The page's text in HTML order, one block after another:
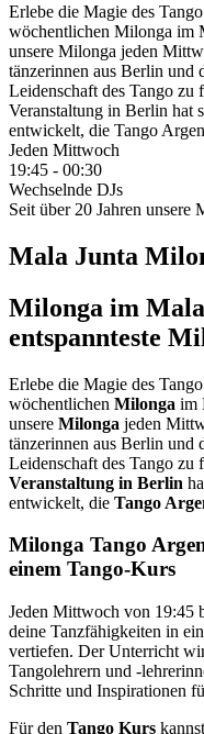
Erlebe die Magie des
wöchentlichen Milonga im
unsere Milonga jeden
tänzerinnen aus Berlin und
Leidenschaft des Tango zu
Veranstaltung in Berlin hat
entwickelt, die Tango
Jeden Mittwoch
19:45 - 00:30
Wechselnde DJs
Seit über 20 Jahren unsere
Mala Junta
Milonga im
entspannteste
Erlebe die Magie des
wöchentlichen Milonga im
unsere Milonga jeden
tänzerinnen aus Berlin und
Leidenschaft des Tango zu
Veranstaltung in Berlin
entwickelt, die Tango
Milonga Tango
einem Tango-Kurs
Jeden Mittwoch von 19:45
deine Tanzfähigkeiten in
vertiefen. Der Unterricht
Tangolehrern und -
Schritte und Inspirationen
Für den Tango Kurs